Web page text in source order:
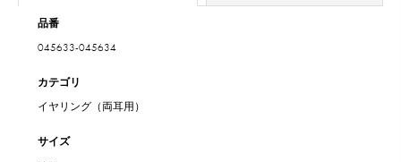
品番
045633-045634
カテゴリ
イヤリング（両耳用）
サイズ